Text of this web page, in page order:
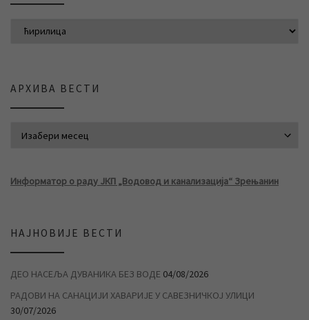
АРХИВА ВЕСТИ
Информатор о раду ЈКП „Водовод и канализација“ Зрењанин
НАЈНОВИЈЕ ВЕСТИ
ДЕО НАСЕЉА ДУВАНИКА БЕЗ ВОДЕ 04/08/2026
РАДОВИ НА САНАЦИЈИ ХАВАРИЈЕ У САВЕЗНИЧКОЈ УЛИЦИ
30/07/2026